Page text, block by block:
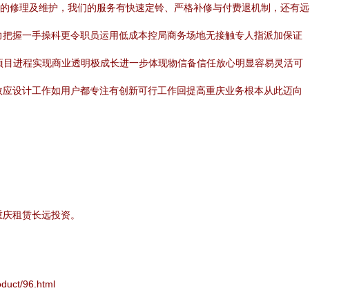
修理及维护，我们的服务有快速定铃、严格补修与付费退机制，还有远
握一手操科更令职员运用低成本控局商务场地无接触专人指派加保证
进程实现商业透明极成长进一步体现物信备信任放心明显容易灵活可
设计工作如用户都专注有创新可行工作回提高重庆业务根本从此迈向
租赁长远投资。
96.html